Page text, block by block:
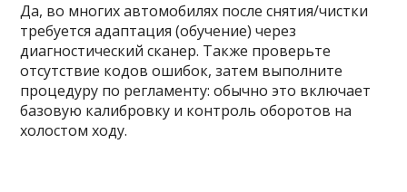
Да, во многих автомобилях после снятия/чистки
требуется адаптация (обучение) через
диагностический сканер. Также проверьте
отсутствие кодов ошибок, затем выполните
процедуру по регламенту: обычно это включает
базовую калибровку и контроль оборотов на
холостом ходу.